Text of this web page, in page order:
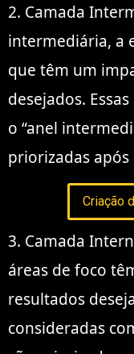
2. Camada
intermediária, a
que têm um
desejados.
o “anel
priorizadas
Criação
3. Camada
áreas de foco
resultados
consideradas